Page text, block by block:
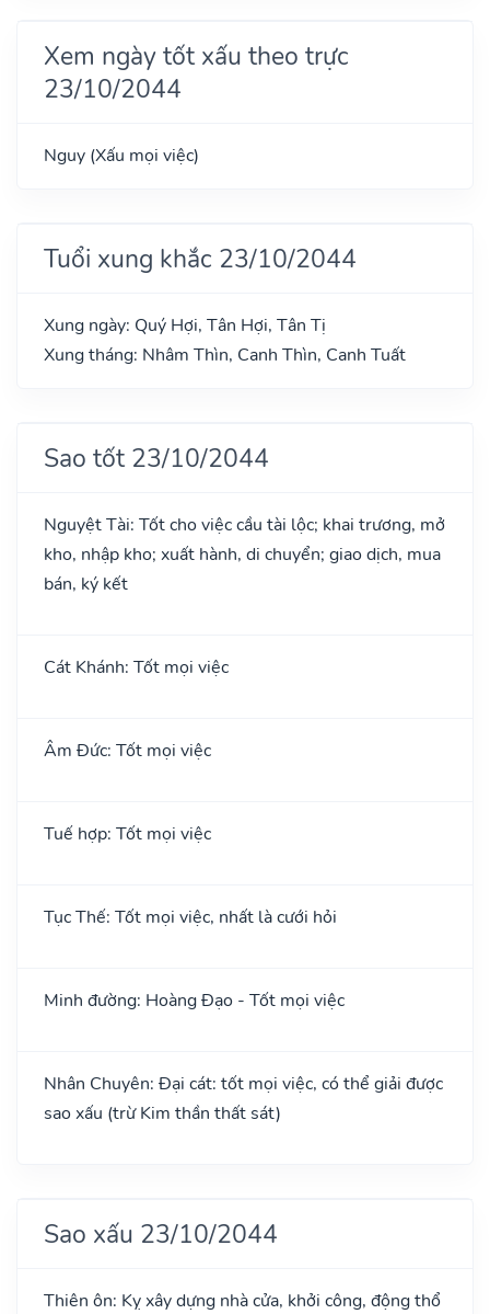
Xem ngày tốt xấu theo trực
23/10/2044
Nguy (Xấu mọi việc)
Tuổi xung khắc 23/10/2044
Xung ngày: Quý Hợi, Tân Hợi, Tân Tị
Xung tháng: Nhâm Thìn, Canh Thìn, Canh Tuất
Sao tốt 23/10/2044
Nguyệt Tài: Tốt cho việc cầu tài lộc; khai trương, mở
kho, nhập kho; xuất hành, di chuyển; giao dịch, mua
bán, ký kết
Cát Khánh: Tốt mọi việc
Âm Đức: Tốt mọi việc
Tuế hợp: Tốt mọi việc
Tục Thế: Tốt mọi việc, nhất là cưới hỏi
Minh đường: Hoàng Đạo - Tốt mọi việc
Nhân Chuyên: Đại cát: tốt mọi việc, có thể giải được
sao xấu (trừ Kim thần thất sát)
Sao xấu 23/10/2044
Thiên ôn: Kỵ xây dựng nhà cửa, khởi công, động thổ